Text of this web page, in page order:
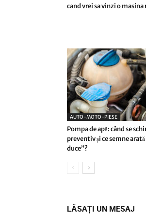
cand vrei sa vinzi o masina
AUTO-MOTO-PIESE
Pompa de apă: când se
preventiv și ce semne arată
duce”?
LĂSAȚI UN MESAJ